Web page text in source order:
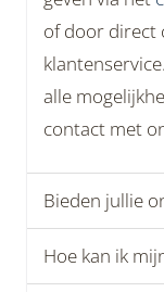
of door direct
alle
contact met
Bieden jullie
Hoe kan ik